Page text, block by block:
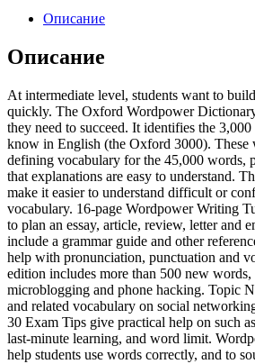
Описание
Описание
At intermediate level, students want to
quickly. The Oxford Wordpower
they need to succeed. It identifies the
know in English (the Oxford 3000). These
defining vocabulary for the 45,000 words,
that explanations are easy to understand.
make it easier to understand difficult or
vocabulary. 16-page Wordpower Writing
to plan an essay, article, review, letter and
include a grammar guide and other
help with pronunciation, punctuation and
edition includes more than 500 new
microblogging and phone hacking. Topic
and related vocabulary on social
30 Exam Tips give practical help on such
last-minute learning, and word limit.
help students use words correctly, and to